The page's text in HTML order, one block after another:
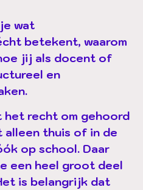
wat
betekent, waarom
jij als docent of
en
recht om gehoord
alleen thuis of in de
op school. Daar
een heel groot deel
is belangrijk dat